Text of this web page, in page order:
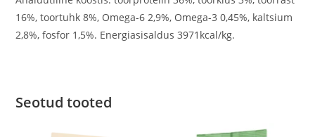
16%, toortuhk 8%, Omega-6 2,9%, Omega-3 0,45%, kaltsium
2,8%, fosfor 1,5%. Energiasisaldus 3971kcal/kg.
Seotud tooted